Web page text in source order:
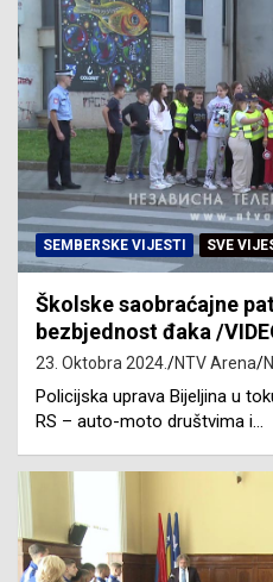
SEMBERSKE VIJESTI SVE
Školske saobraćajne
bezbjednost đaka /
23. Oktobra 2024. NTV Arena
Policijska uprava Bijeljina u
RS – auto-moto društvima i…